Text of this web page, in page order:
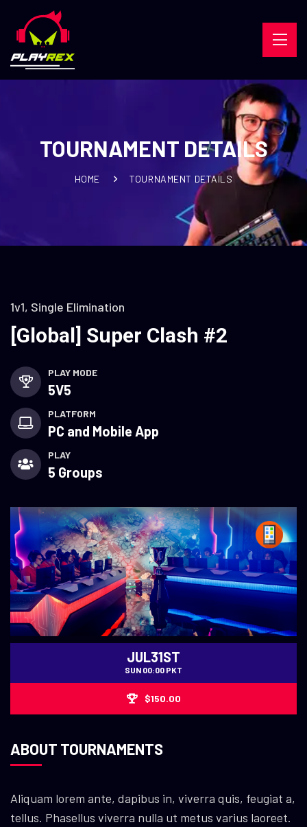
TOURNAMENT DETAILS
HOME TOURNAMENT DETAILS
1v1, Single Elimination
[Global] Super Clash #2
PLAY MODE
5V5
PLATFORM
PC and Mobile App
PLAY
5 Groups
JUL31ST
SUN 00:00 PKT
$150.00
ABOUT TOURNAMENTS
Aliquam lorem ante, dapibus in, viverra quis, feugiat a,
tellus. Phasellus viverra nulla ut metus varius laoreet.